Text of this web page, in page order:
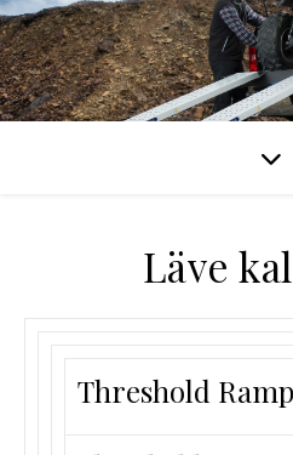
Läve
Threshold